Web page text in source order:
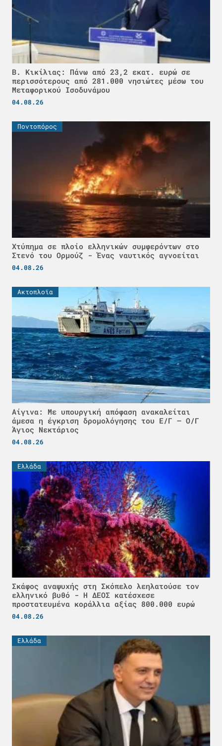
Β. Κικίλιας: Πάνω από 23,2 εκατ. ευρώ σε
περισσότερους από 281.000 νησιώτες μέσω του
Μεταφορικού Ισοδυνάμου
04.08.26
Ποντοπόρος
Χτύπημα σε πλοίο ελληνικών συμφερόντων στο
Στενό του Ορμούζ - Ένας ναυτικός αγνοείται
04.08.26
Ακτοπλοϊα
Αίγινα: Με υπουργική απόφαση ανακαλείται
άμεσα η έγκριση δρομολόγησης του Ε/Γ – Ο/Γ
Άγιος Νεκτάριος
04.08.26
Ελλάδα
Σκάφος αναψυχής στη Σκόπελο λεηλατούσε τον
ελληνικό βυθό - H ΔΕΟΣ κατέσχεσε
προστατευμένα κοράλλια αξίας 800.000 ευρώ
04.08.26
Ελλάδα